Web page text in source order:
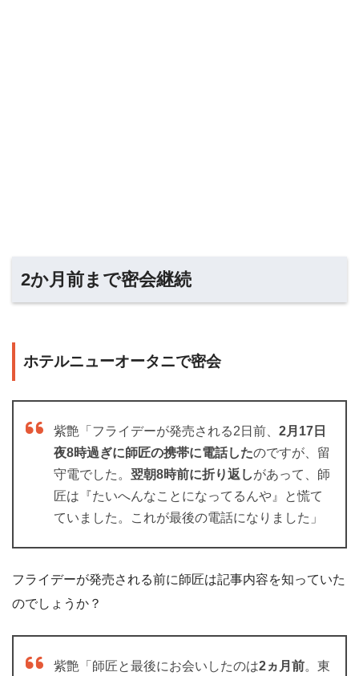
2か月前まで密会継続
ホテルニューオータニで密会
紫艶「フライデーが発売される2日前、 2月17日
夜8時過ぎに師匠の携帯に電話したのですが、留
守電でした。 翌朝8時前に折り返しがあって、師
匠は『たいへんなことになってるんや』と慌て
ていました。これが最後の電話になりました」
フライデーが発売される前に師匠は記事内容を知っていた
のでしょうか？
紫艶「師匠と最後にお会いしたのは2ヵ月前。東